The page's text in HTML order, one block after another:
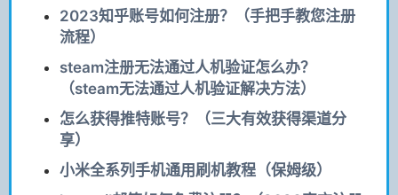
2023知乎账号如何注册？（手把手教您注册
流程）
steam注册无法通过人机验证怎么办？
（steam无法通过人机验证解决方法）
怎么获得推特账号？（三大有效获得渠道分
享）
小米全系列手机通用刷机教程（保姆级）